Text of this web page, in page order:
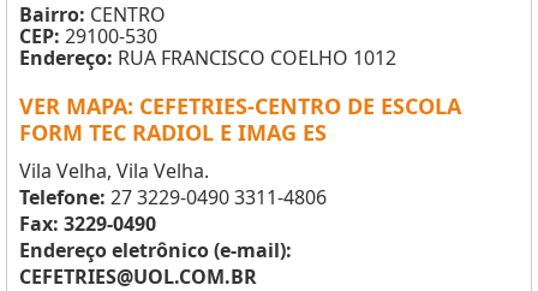
Bairro: CENTRO
CEP: 29100-530
Endereço: RUA FRANCISCO COELHO 1012
VER MAPA: CEFETRIES-CENTRO DE ESCOLA
FORM TEC RADIOL E IMAG ES
Vila Velha, Vila Velha.
Telefone: 27 3229-0490 3311-4806
Fax: 3229-0490
Endereço eletrônico (e-mail):
CEFETRIES@UOL.COM.BR